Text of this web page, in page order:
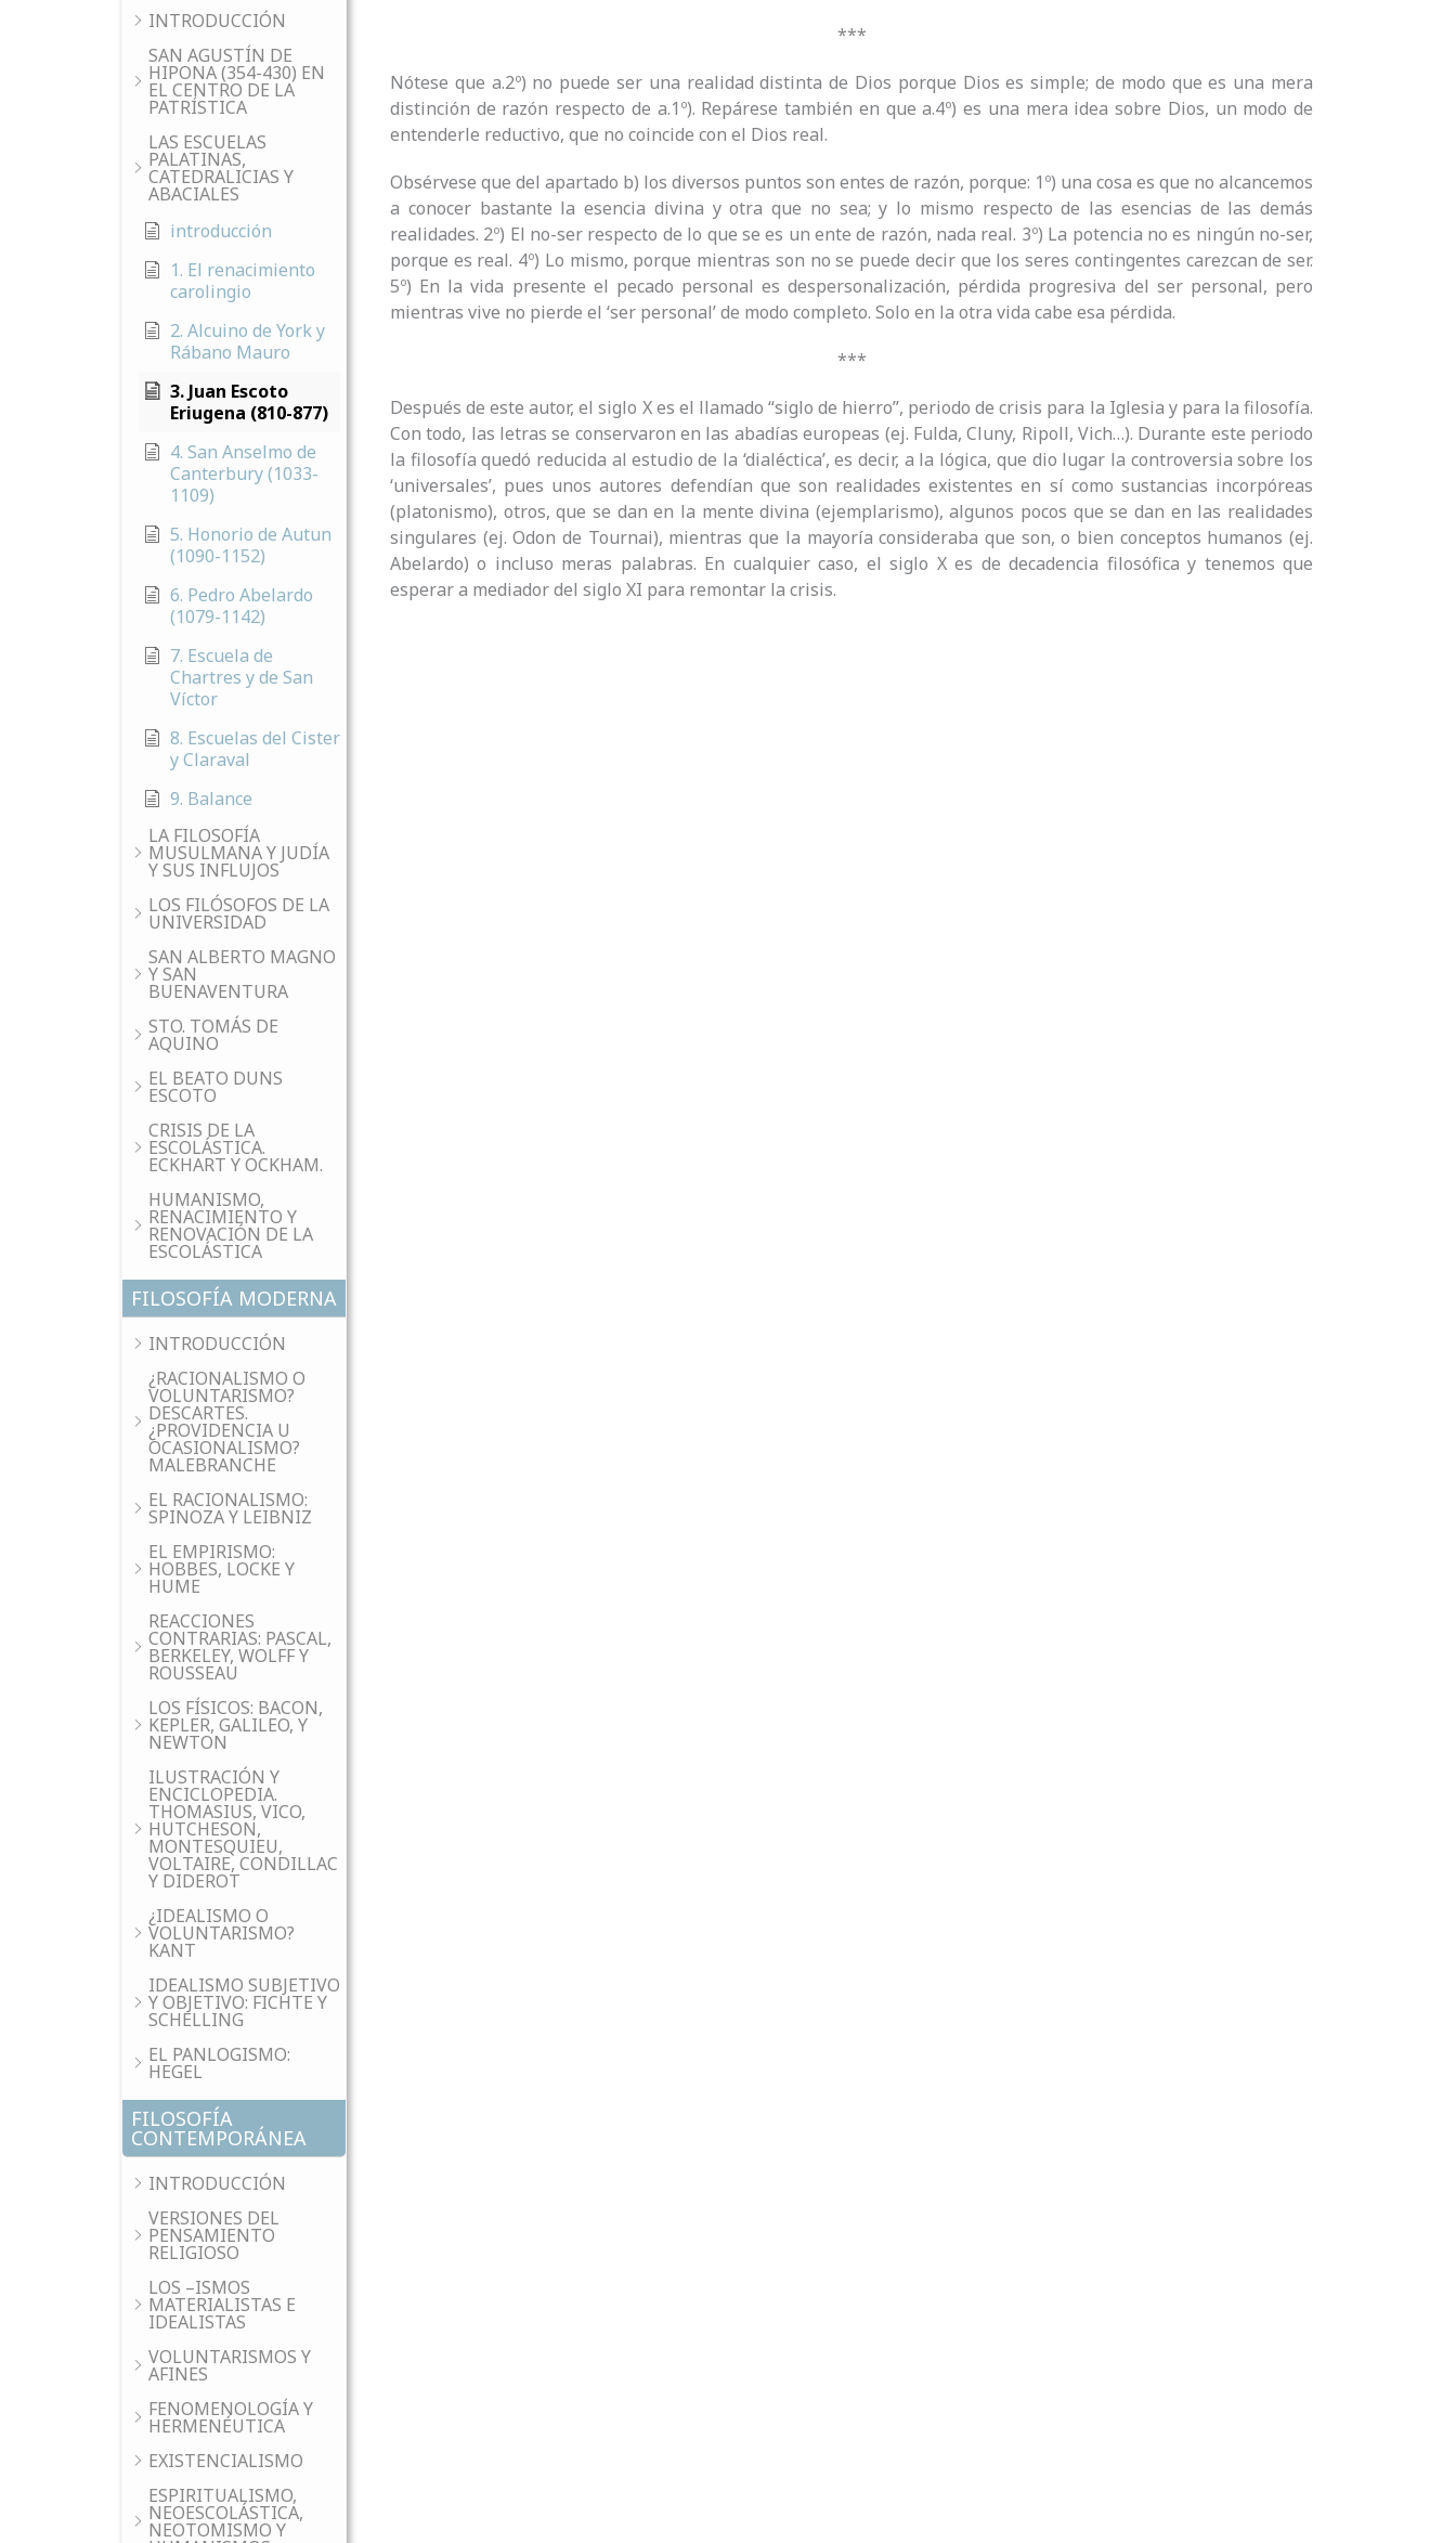
INTRODUCCIÓN
SAN AGUSTÍN DE
HIPONA (354-430) EN
EL CENTRO DE LA
PATRÍSTICA
LAS ESCUELAS
PALATINAS,
CATEDRALICIAS Y
ABACIALES
introducción
1. El renacimiento
carolingio
2. Alcuino de York y
Rábano Mauro
3. Juan Escoto
Eriugena (810-877)
4. San Anselmo de
Canterbury (1033-
1109)
5. Honorio de Autun
(1090-1152)
6. Pedro Abelardo
(1079-1142)
7. Escuela de
Chartres y de San
Víctor
8. Escuelas del Cister
y Claraval
9. Balance
LA FILOSOFÍA
MUSULMANA Y JUDÍA
Y SUS INFLUJOS
LOS FILÓSOFOS DE LA
UNIVERSIDAD
SAN ALBERTO MAGNO
Y SAN
BUENAVENTURA
STO. TOMÁS DE
AQUINO
EL BEATO DUNS
ESCOTO
CRISIS DE LA
ESCOLÁSTICA.
ECKHART Y OCKHAM.
HUMANISMO,
RENACIMIENTO Y
RENOVACIÓN DE LA
ESCOLÁSTICA
FILOSOFÍA MODERNA
INTRODUCCIÓN
¿RACIONALISMO O
VOLUNTARISMO?
DESCARTES.
¿PROVIDENCIA U
OCASIONALISMO?
MALEBRANCHE
EL RACIONALISMO:
SPINOZA Y LEIBNIZ
EL EMPIRISMO:
HOBBES, LOCKE Y
HUME
REACCIONES
CONTRARIAS: PASCAL,
BERKELEY, WOLFF Y
ROUSSEAU
LOS FÍSICOS: BACON,
KEPLER, GALILEO, Y
NEWTON
ILUSTRACIÓN Y
ENCICLOPEDIA.
THOMASIUS, VICO,
HUTCHESON,
MONTESQUIEU,
VOLTAIRE, CONDILLAC
Y DIDEROT
¿IDEALISMO O
VOLUNTARISMO?
KANT
IDEALISMO SUBJETIVO
Y OBJETIVO: FICHTE Y
SCHELLING
EL PANLOGISMO:
HEGEL
FILOSOFÍA
CONTEMPORÁNEA
INTRODUCCIÓN
VERSIONES DEL
PENSAMIENTO
RELIGIOSO
LOS –ISMOS
MATERIALISTAS E
IDEALISTAS
VOLUNTARISMOS Y
AFINES
FENOMENOLOGÍA Y
HERMENÉUTICA
EXISTENCIALISMO
ESPIRITUALISMO,
NEOESCOLÁSTICA,
NEOTOMISMO Y
***
Nótese que a.2º) no puede ser una realidad distinta de Dios porque Dios es simple; de modo que es una mera
distinción de razón respecto de a.1º). Repárese también en que a.4º) es una mera idea sobre Dios, un modo de
entenderle reductivo, que no coincide con el Dios real.
Obsérvese que del apartado b) los diversos puntos son entes de razón, porque: 1º) una cosa es que no alcancemos
a conocer bastante la esencia divina y otra que no sea; y lo mismo respecto de las esencias de las demás
realidades. 2º) El no-ser respecto de lo que se es un ente de razón, nada real. 3º) La potencia no es ningún no-ser,
porque es real. 4º) Lo mismo, porque mientras son no se puede decir que los seres contingentes carezcan de ser.
5º) En la vida presente el pecado personal es despersonalización, pérdida progresiva del ser personal, pero
mientras vive no pierde el ‘ser personal’ de modo completo. Solo en la otra vida cabe esa pérdida.
***
Después de este autor, el siglo X es el llamado “siglo de hierro”, periodo de crisis para la Iglesia y para la filosofía.
Con todo, las letras se conservaron en las abadías europeas (ej. Fulda, Cluny, Ripoll, Vich…). Durante este periodo
la filosofía quedó reducida al estudio de la ‘dialéctica’, es decir, a la lógica, que dio lugar la controversia sobre los
‘universales’, pues unos autores defendían que son realidades existentes en sí como sustancias incorpóreas
(platonismo), otros, que se dan en la mente divina (ejemplarismo), algunos pocos que se dan en las realidades
singulares (ej. Odon de Tournai), mientras que la mayoría consideraba que son, o bien conceptos humanos (ej.
Abelardo) o incluso meras palabras. En cualquier caso, el siglo X es de decadencia filosófica y tenemos que
esperar a mediador del siglo XI para remontar la crisis.